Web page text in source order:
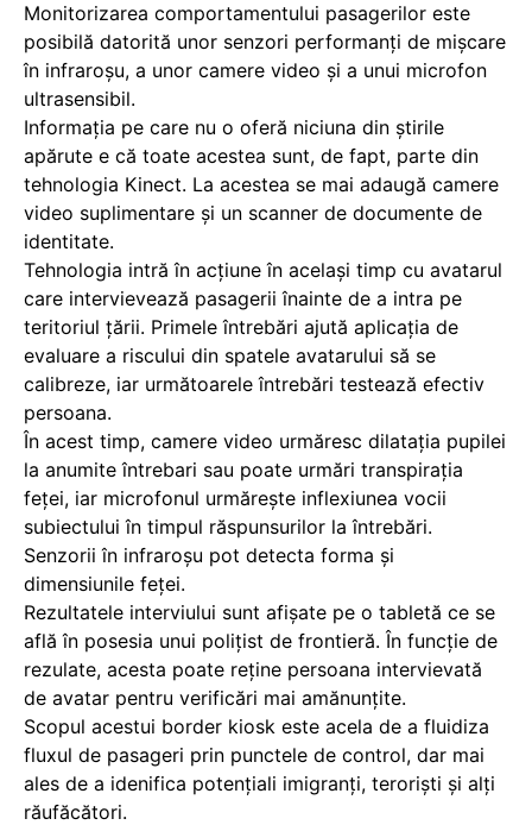
Monitorizarea comportamentului pasagerilor este
posibilă datorită unor senzori performanţi de mişcare
în infraroșu, a unor camere video şi a unui microfon
ultrasensibil.
Informația pe care nu o oferă niciuna din știrile
apărute e că toate acestea sunt, de fapt, parte din
tehnologia Kinect. La acestea se mai adaugă camere
video suplimentare și un scanner de documente de
identitate.
Tehnologia intră în acţiune în acelaşi timp cu avatarul
care intervievează pasagerii înainte de a intra pe
teritoriul ţării. Primele întrebări ajută aplicaţia de
evaluare a riscului din spatele avatarului să se
calibreze, iar următoarele întrebări testează efectiv
persoana.
În acest timp, camere video urmăresc dilatația pupilei
la anumite întrebari sau poate urmări transpirația
feței, iar microfonul urmăreşte inflexiunea vocii
subiectului în timpul răspunsurilor la întrebări.
Senzorii în infraroşu pot detecta forma şi
dimensiunile feţei.
Rezultatele interviului sunt afişate pe o tabletă ce se
află în posesia unui poliţist de frontieră. În funcţie de
rezulate, acesta poate reţine persoana intervievată
de avatar pentru verificări mai amănunţite.
Scopul acestui border kiosk este acela de a fluidiza
fluxul de pasageri prin punctele de control, dar mai
ales de a idenifica potenţiali imigranţi, terorişti şi alţi
răufăcători.